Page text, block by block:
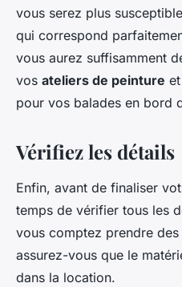
vous serez plus
qui correspond
vous aurez suffisamment
vos ateliers de peinture
pour vos balades en bord
Vérifiez les détails
Enfin, avant de finaliser
temps de vérifier tous les
vous comptez prendre des
assurez-vous que le
dans la location.